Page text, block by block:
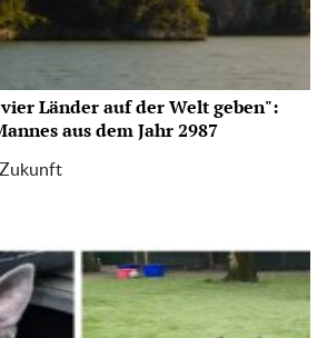
Länder auf der Welt geben":
aus dem Jahr 2987
Zukunft